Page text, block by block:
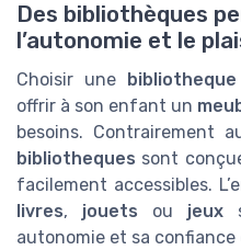
Des bibliothèques
l’autonomie et le
Choisir une
offrir à son enfant un
besoins. Contrairement
bibliotheques sont
facilement accessibles.
livres, jouets ou jeux
autonomie et sa confiance